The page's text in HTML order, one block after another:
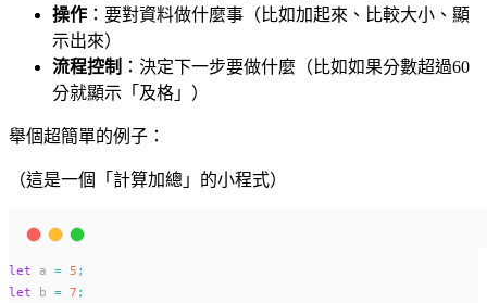
操作 ：要對資料做什麼事（比如加起來、比較大小、顯
示出來）
流程控制 ：決定下一步要做什麼（比如如果分數超過60
分就顯示「及格」）
舉個超簡單的例子：
（這是一個「計算加總」的小程式）
let a = 5 ;
let b = 7 ;